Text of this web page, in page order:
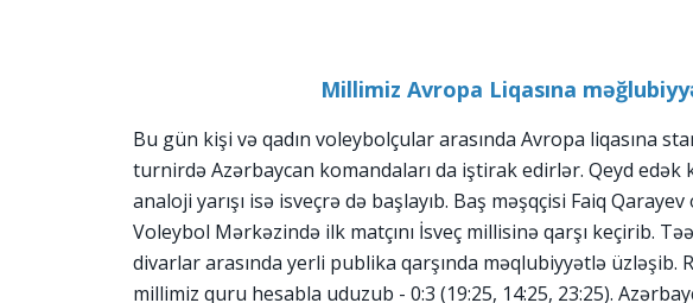
Millimiz Avropa Liqasına
Bu gün kişi və qadın voleybolçular arasında Avropa liqasına
turnirdə Azərbaycan komandaları da iştirak edirlər. Qeyd edək
analoji yarışı isə isveçrə də başlayıb. Baş məşqçisi Faiq
Voleybol Mərkəzində ilk matçını İsveç millisinə qarşı keçirib.
divarlar arasında yerli publika qarşında məqlubiyyətlə üzləşib.
millimiz quru hesabla uduzub - 0:3 (19:25, 14:25, 23:25).